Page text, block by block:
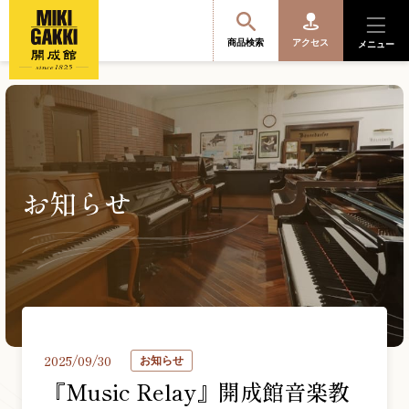
商品検索 アクセス メニュー
商品を探す・選ぶ
便利なサービス
開成館を知る
サポート・購入特典
お知らせ
2025/09/30 お知らせ
『Music Relay』開成館音楽教